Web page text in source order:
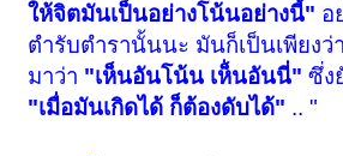
ให้จิตมันเป็นอย่างโน้นอย่างนี้" อ
ตำรับตำรานั้นนะ มันก็เป็นเพียง
มาว่า "เห็นอันโน้น เห็่นอันนี่" ซึ่ง
"เมื่อมันเกิดได้ ก็ต้องดับได้" .. "